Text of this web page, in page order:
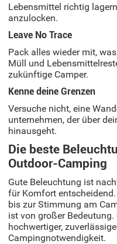
Lebensmittel richtig
anzulocken.
Leave No Trace
Pack alles wieder mit,
Müll und
zukünftige Camper.
Kenne deine Grenzen
Versuche nicht, eine
unternehmen, der über
hinausgeht.
Die beste
Outdoor-Camping
Gute Beleuchtung ist
für Komfort
bis zur Stimmung am
ist von großer
hochwertiger,
Campingnotwendigkeit.